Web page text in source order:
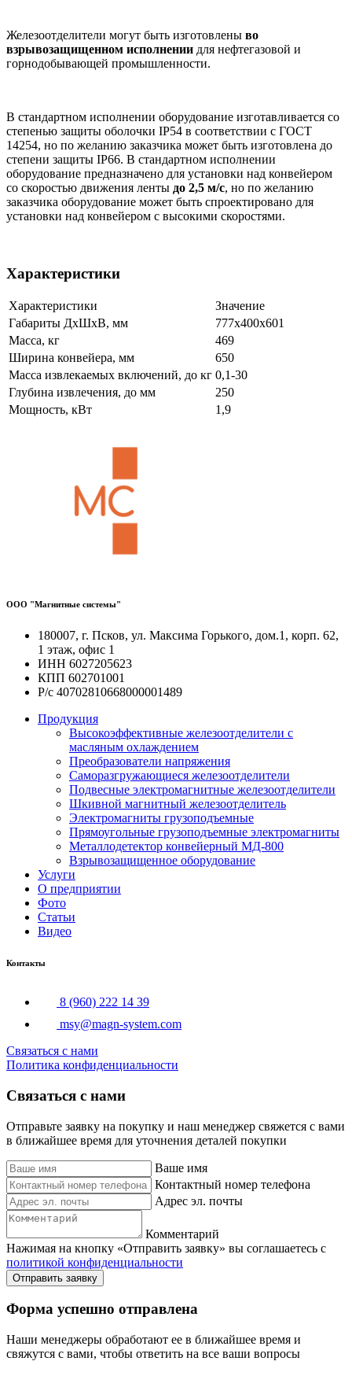
Железоотделители могут быть изготовлены во
взрывозащищенном исполнении для нефтегазовой и
горнодобывающей промышленности.
В стандартном исполнении оборудование изготавливается со
степенью защиты оболочки IP54 в соответствии с ГОСТ
14254, но по желанию заказчика может быть изготовлена до
степени защиты IP66. В стандартном исполнении
оборудование предназначено для установки над конвейером
со скоростью движения ленты до 2,5 м/с, но по желанию
заказчика оборудование может быть спроектировано для
установки над конвейером с высокими скоростями.
Характеристики
Характеристики
Значение
Габариты ДхШхВ, мм
777х400х601
Масса, кг
469
Ширина конвейера, мм
650
Масса извлекаемых включений, до кг 0,1-30
Глубина извлечения, до мм
250
Мощность, кВт
1,9
ООО "Магнитные системы"
180007, г. Псков, ул. Максима Горького, дом.1, корп. 62,
1 этаж, офис 1
ИНН 6027205623
КПП 602701001
Р/с 40702810668000001489
Продукция
Высокоэффективные железоотделители с
масляным охлаждением
Преобразователи напряжения
Саморазгружающиеся железоотделители
Подвесные электромагнитные железоотделители
Шкивной магнитный железоотделитель
Электромагниты грузоподъемные
Прямоугольные грузоподъемные электромагниты
Металлодетектор конвейерный МД-800
Взрывозащищенное оборудование
Услуги
О предприятии
Фото
Статьи
Видео
Контакты
8 (960) 222 14 39
msy@magn-system.com
Связаться с нами
Политика конфиденциальности
Связаться с нами
Отправьте заявку на покупку и наш менеджер свяжется с вами
в ближайшее время для уточнения деталей покупки
Ваше имя
Контактный номер телефона
Адрес эл. почты
Комментарий
Нажимая на кнопку «Отправить заявку» вы соглашаетесь с
политикой конфиденциальности
Отправить заявку
Форма успешно отправлена
Наши менеджеры обработают ее в ближайшее время и
свяжутся с вами, чтобы ответить на все ваши вопросы